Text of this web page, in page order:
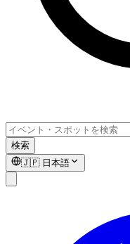
検索
🇯🇵 日本語